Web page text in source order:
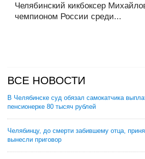
Челябинский кикбоксер
чемпионом России среди...
ВСЕ НОВОСТИ
В Челябинске суд обязал самокатчика
пенсионерке 80 тысяч рублей
Челябинцу, до смерти забившему отца,
вынесли приговор